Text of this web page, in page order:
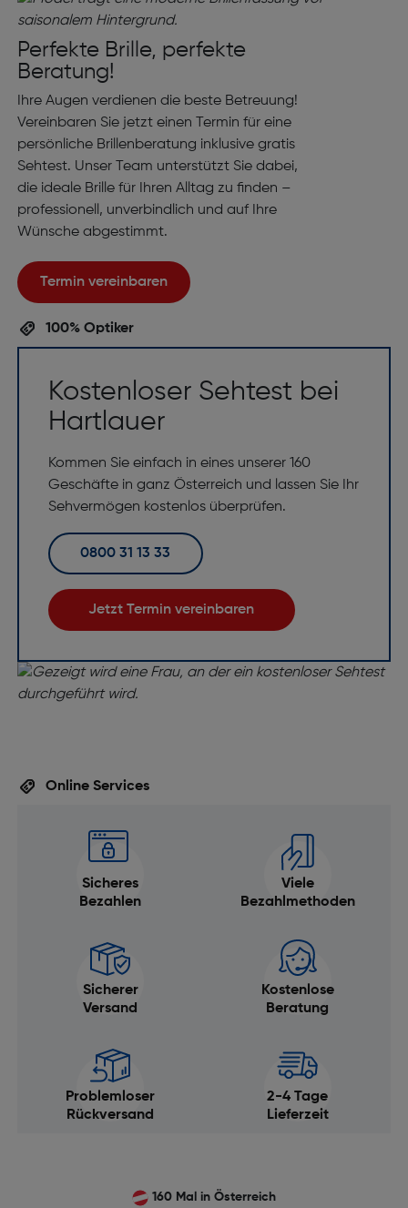
Perfekte Brille, perfekte
Beratung!
Ihre Augen verdienen die beste Betreuung!
Vereinbaren Sie jetzt einen Termin für eine
persönliche Brillenberatung inklusive gratis
Sehtest. Unser Team unterstützt Sie dabei,
die ideale Brille für Ihren Alltag zu finden –
professionell, unverbindlich und auf Ihre
Wünsche abgestimmt.
Termin vereinbaren
100% Optiker
Kostenloser Sehtest bei
Hartlauer
Kommen Sie einfach in eines unserer 160
Geschäfte in ganz Österreich und lassen Sie Ihr
Sehvermögen kostenlos überprüfen.
0800 31 13 33
Jetzt Termin vereinbaren
Online Services
Sicheres
Bezahlen
Viele
Bezahlmethoden
Sicherer
Versand
Kostenlose
Beratung
Problemloser
Rückversand
2-4 Tage
Lieferzeit
160 Mal in Österreich